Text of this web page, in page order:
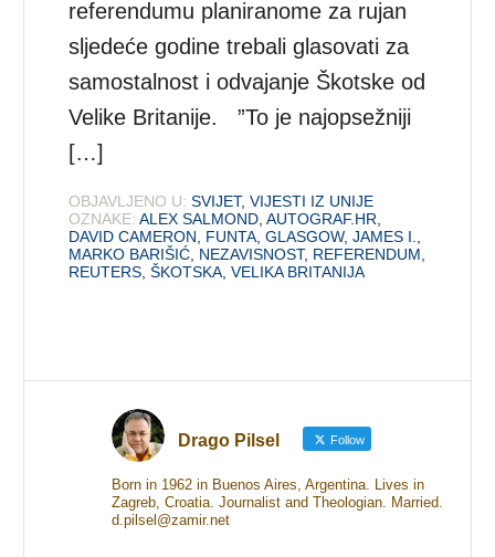
referendumu planiranome za rujan
sljedeće godine trebali glasovati za
samostalnost i odvajanje Škotske od
Velike Britanije. ”To je najopsežniji
[…]
OBJAVLJENO U: SVIJET,VIJESTI IZ UNIJE
OZNAKE: ALEX SALMOND ,AUTOGRAF.HR
DAVID CAMERON
FUNTA ,GLASGOW,JAMES I.
MARKO BARIŠIĆ NEZAVISNOST, REFERENDUM
REUTERS ,ŠKOTSKA ,VELIKA BRITANIJA
Drago Pilsel Follow
Born in 1962 in Buenos Aires, Argentina. Lives in
Zagreb, Croatia. Journalist and Theologian. Married.
d.pilsel@zamir.net